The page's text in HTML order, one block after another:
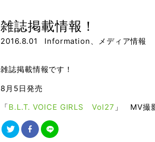
雑誌掲載情報！
2016.8.01 Information 、 メディア情報
雑誌掲載情報です！
8月5日発売
「B.L.T. VOICE GIRLS Vol27 」 MV撮